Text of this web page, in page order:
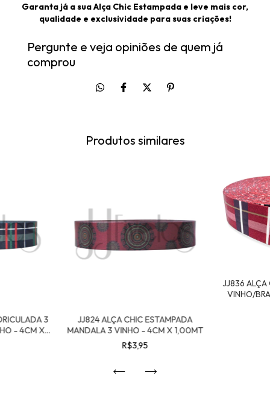
Garanta já a sua Alça Chic Estampada e leve mais cor,
qualidade e exclusividade para suas criações!
Pergunte e veja opiniões de quem já
comprou
Produtos similares
3
- 4CM X
JJ824 ALÇA CHIC ESTAMPADA
MANDALA 3 VINHO - 4CM X 1,00MT
R$3,95
JJ836 ALÇA
VINHO/